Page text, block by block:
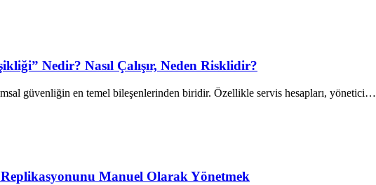
Nedir? Nasıl Çalışır, Neden Risklidir?
güvenliğin en temel bileşenlerinden biridir. Özellikle servis hesapları, yönetici…
Manuel Olarak Yönetmek